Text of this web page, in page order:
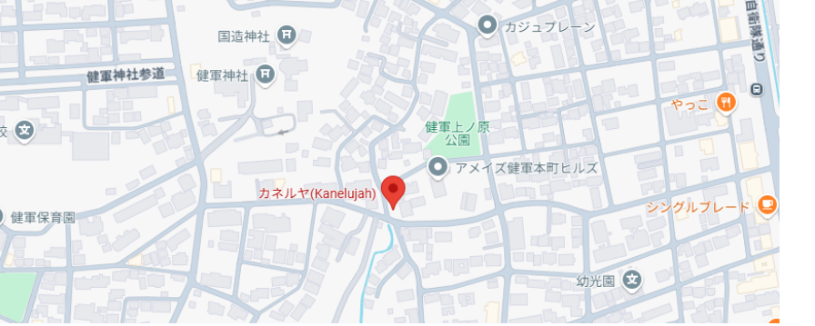
ました 特定商取引法に基づく表記（例） プライバシーポリシー Cookie（クッキー）ポリシー